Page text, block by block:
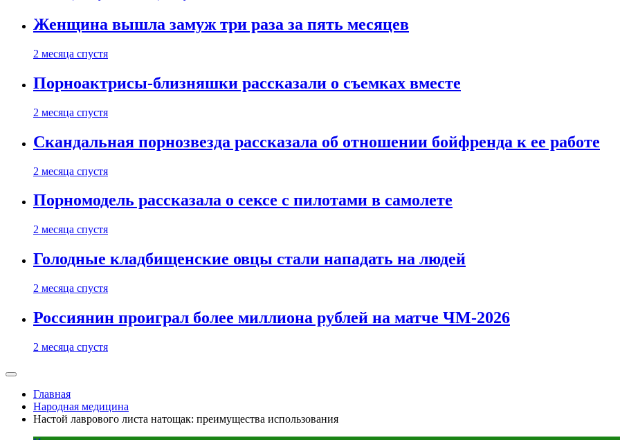
Женщина вышла замуж три раза за пять месяцев
2 месяца спустя
Порноактрисы-близняшки рассказали о съемках вместе
2 месяца спустя
Скандальная порнозвезда рассказала об отношении бойфренда к ее работе
2 месяца спустя
Порномодель рассказала о сексе с пилотами в самолете
2 месяца спустя
Голодные кладбищенские овцы стали нападать на людей
2 месяца спустя
Россиянин проиграл более миллиона рублей на матче ЧМ-2026
2 месяца спустя
Главная
Народная медицина
Настой лаврового листа натощак: преимущества использования